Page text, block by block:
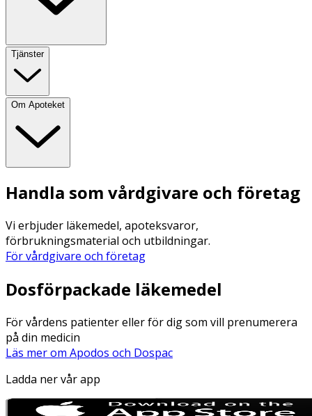
Tjänster
Om Apoteket
Handla som vårdgivare och företag
Vi erbjuder läkemedel, apoteksvaror,
förbrukningsmaterial och utbildningar.
För vårdgivare och företag
Dosförpackade läkemedel
För vårdens patienter eller för dig som vill prenumerera
på din medicin
Läs mer om Apodos och Dospac
Ladda ner vår app